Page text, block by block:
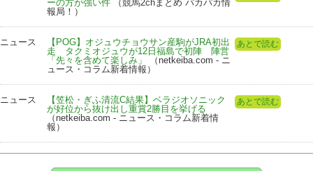
ーの方が強い件 （競馬2chまとめ パカパカ情
報局！）
ニュース
【POG】オジュウチョウサン産駒がJRA初出
走 タクミオジュウが12日福島で初陣 陣営
「先々を含めて楽しみ」
（netkeiba.com - ニ
ュース・コラム新着情報）
あとで読む
ニュース
【笠松・ぎふ清流C結果】ベラジオソニック
が好位から抜け出し重賞2勝目を挙げる
（netkeiba.com - ニュース・コラム新着情
報）
あとで読む